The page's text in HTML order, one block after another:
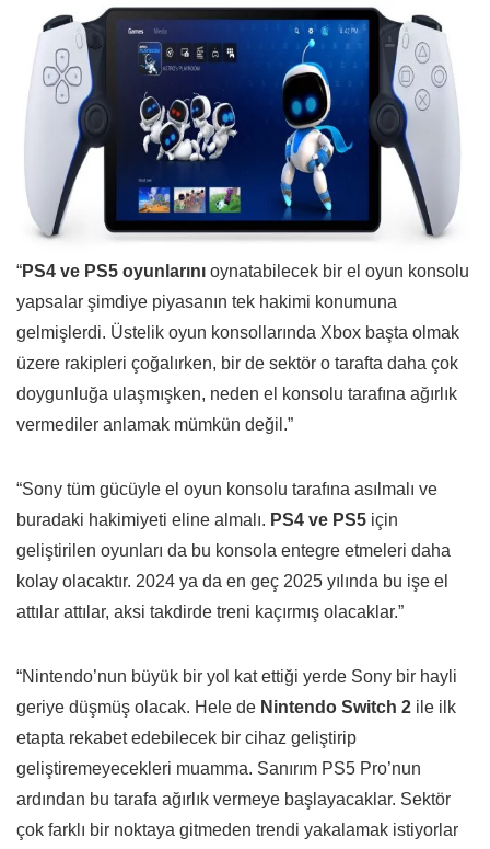
“PS4 ve PS5 oyunlarını oynatabilecek bir el oyun konsolu
yapsalar şimdiye piyasanın tek hakimi konumuna
gelmişlerdi. Üstelik oyun konsollarında Xbox başta olmak
üzere rakipleri çoğalırken, bir de sektör o tarafta daha çok
doygunluğa ulaşmışken, neden el konsolu tarafına ağırlık
vermediler anlamak mümkün değil.”
“Sony tüm gücüyle el oyun konsolu tarafına asılmalı ve
buradaki hakimiyeti eline almalı. PS4 ve PS5 için
geliştirilen oyunları da bu konsola entegre etmeleri daha
kolay olacaktır. 2024 ya da en geç 2025 yılında bu işe el
attılar attılar, aksi takdirde treni kaçırmış olacaklar.”
“Nintendo’nun büyük bir yol kat ettiği yerde Sony bir hayli
geriye düşmüş olacak. Hele de Nintendo Switch 2 ile ilk
etapta rekabet edebilecek bir cihaz geliştirip
geliştiremeyecekleri muamma. Sanırım PS5 Pro’nun
ardından bu tarafa ağırlık vermeye başlayacaklar. Sektör
çok farklı bir noktaya gitmeden trendi yakalamak istiyorlar